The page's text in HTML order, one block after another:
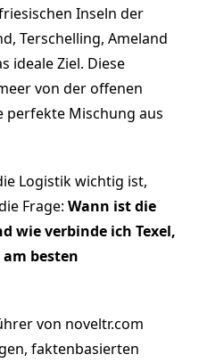
Inseln der
Terschelling, Ameland
ideale Ziel. Diese
von der offenen
perfekte Mischung aus
Logistik wichtig ist,
Frage: Wann ist die
wie verbinde ich Texel,
besten
von noveltr.com
faktenbasierten